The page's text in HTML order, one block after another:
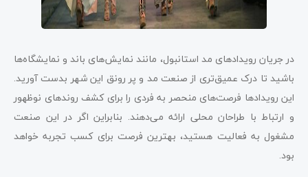
در جریان رویدادهای مد استانبول، مانند نمایش‌های باند و نمایشگاه‌ها
باشید تا درک عمیق‌تری از صنعت مد و پر رونق این شهر بدست آورید.
این رویدادها فرصت‌های منحصر به فردی را برای کشف روندهای نوظهور
و ارتباط با طراحان محلی ارائه می‌دهند. بنابراین اگر در این صنعت
مشغول به فعالیت هستید، بهترین فرصت برای کسب تجربه خواهد
بود.